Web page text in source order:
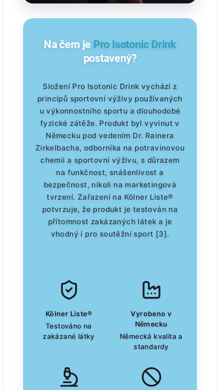
Na čem je Pro Isotonic Drink
postavený?
Složení Pro Isotonic Drink vychází z
principů sportovní výživy používaných
u výkonnostního sportu a dlouhodobé
fyzické zátěže. Produkt byl vyvinut v
Německu pod vedením Dr. Rainera
Zirkelbacha, odborníka na potravinovou
chemii a sportovní výživu, s důrazem
na funkčnost, snášenlivost a
bezpečnost, nikoli na marketingová
tvrzení. Zařazení na Kölner Liste®
potvrzuje, že produkt je testován na
přítomnost zakázaných látek a je
vhodný i pro soutěžní sport [3].
Kölner Liste®
Testováno na
zakázané látky
Vyrobeno v
Německu
Německá kvalita a
standardy